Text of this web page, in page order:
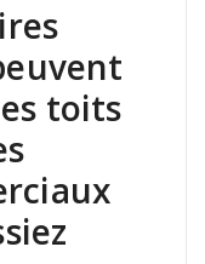
toits